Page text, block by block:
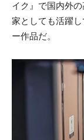
イク』で国内外
家としても活躍
ー作品だ。